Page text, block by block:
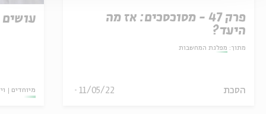
פרק 47 - מסוכסכים: אז מה
היעד?
מתוך: מפלגת המחשבות
הסכת 11/05/22 מיוחדים